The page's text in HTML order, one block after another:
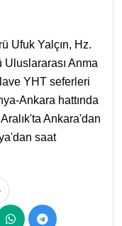
Ufuk Yalçın, Hz.
Uluslararası Anma
YHT seferleri
Ankara hattında
Ankara'dan
saat